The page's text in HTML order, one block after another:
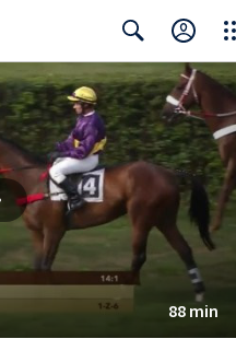
Search
88 min